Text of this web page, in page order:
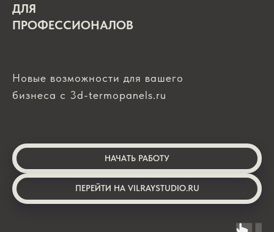
ДЛЯ
ПРОФЕССИОНАЛОВ
Новые возможности для вашего
бизнеса с 3d-termopanels.ru
НАЧАТЬ РАБОТУ
ПЕРЕЙТИ НА VILRAYSTUDIO.RU